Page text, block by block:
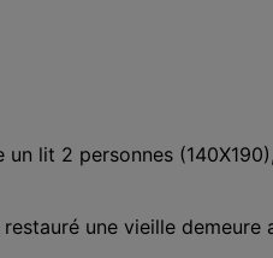
lit 2 personnes
une vieille demeure